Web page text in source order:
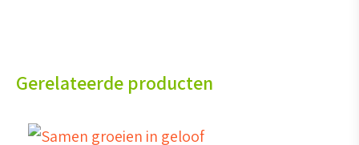
Gerelateerde producten